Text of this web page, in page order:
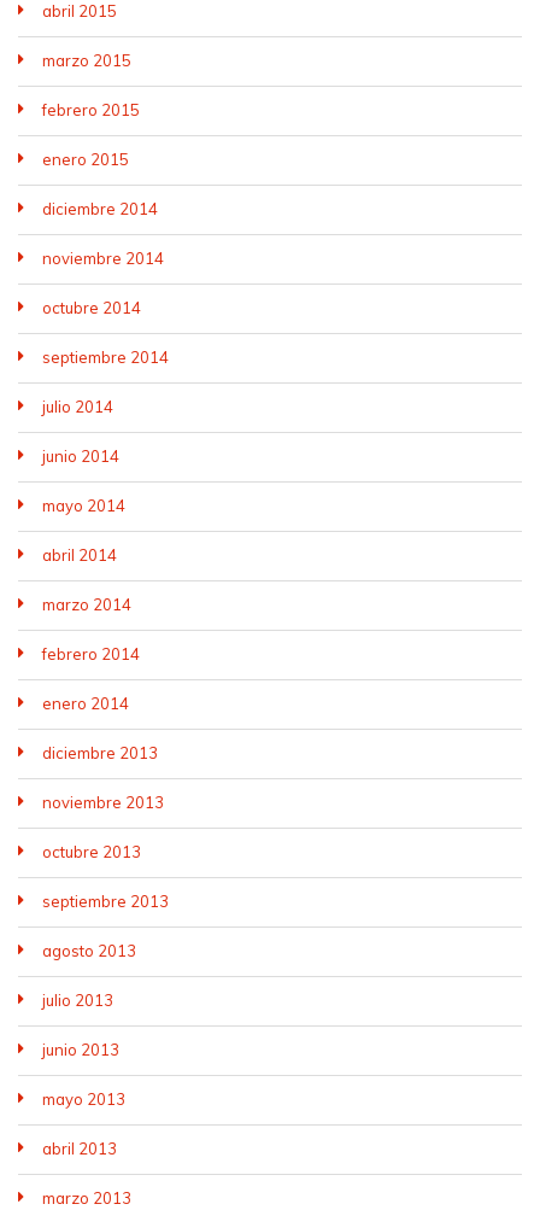
abril 2015
marzo 2015
febrero 2015
enero 2015
diciembre 2014
noviembre 2014
octubre 2014
septiembre 2014
julio 2014
junio 2014
mayo 2014
abril 2014
marzo 2014
febrero 2014
enero 2014
diciembre 2013
noviembre 2013
octubre 2013
septiembre 2013
agosto 2013
julio 2013
junio 2013
mayo 2013
abril 2013
marzo 2013